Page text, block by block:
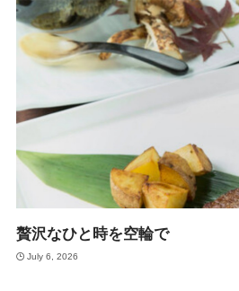
贅沢なひと時を空輪で
July 6, 2026